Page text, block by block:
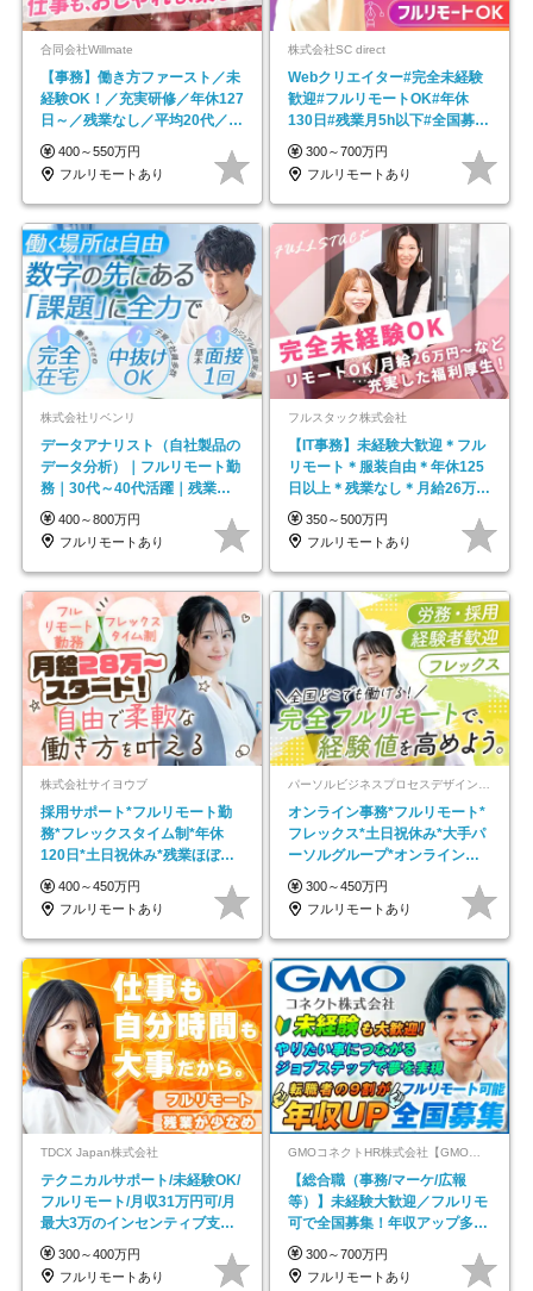
合同会社Willmate
【事務】働き方ファースト／未
経験OK！／充実研修／年休127
日～／残業なし／平均20代／リ
モートOK
400～550万円
フルリモートあり
株式会社SC direct
Webクリエイター#完全未経験
歓迎#フルリモートOK#年休
130日#残業月5h以下#全国募集
#最大1年の研修
300～700万円
フルリモートあり
株式会社リベンリ
データアナリスト（自社製品の
データ分析）｜フルリモート勤
務｜30代～40代活躍｜残業少
なめ｜子育て社員多数活躍
400～800万円
フルリモートあり
フルスタック株式会社
【IT事務】未経験大歓迎＊フル
リモート＊服装自由＊年休125
日以上＊残業なし＊月給26万円
以上
350～500万円
フルリモートあり
株式会社サイヨウブ
採用サポート*フルリモート勤
務*フレックスタイム制*年休
120日*土日祝休み*残業ほぼな
し*育児中社員8割以上
400～450万円
フルリモートあり
パーソルビジネスプロセスデザイン株式会社 事業開発本部
オンライン事務*フルリモート*
フレックス*土日祝休み*大手パ
ーソルグループ*オンライン面
接*30～40代活躍中
300～450万円
フルリモートあり
TDCX Japan株式会社
テクニカルサポート/未経験OK/
フルリモート/月収31万円可/月
最大3万のインセンティブ支給/
平均年齢33歳
300～400万円
フルリモートあり
GMOコネクトHR株式会社【GMOインターネットグループ】
【総合職（事務/マーケ/広報
等）】未経験大歓迎／フルリモ
可で全国募集！年収アップ多数
★年休最大130日★
300～700万円
フルリモートあり